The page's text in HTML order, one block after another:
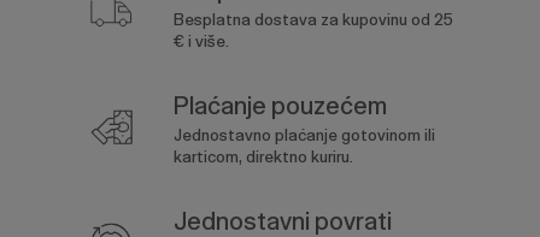
Besplatna dostava za kupovinu od 25
€ i više.
Plaćanje pouzećem
Jednostavno plaćanje gotovinom ili
karticom, direktno kuriru.
Jednostavni povrati